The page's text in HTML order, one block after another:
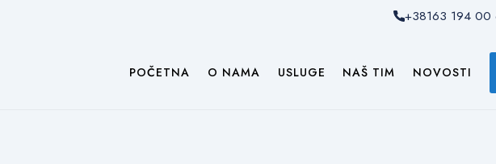
+38163 194 00
POČETNA O NAMA USLUGE NAŠ TIM NOVOSTI